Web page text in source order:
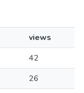
views
42
26